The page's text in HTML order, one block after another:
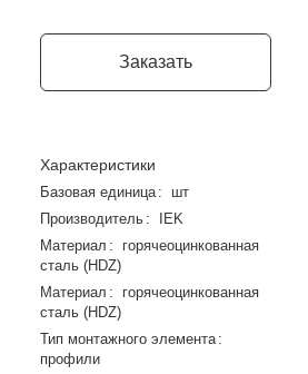
Заказать
Характеристики
Базовая единица :
шт
Производитель :
IEK
Материал :
горячеоцинкованная
сталь (HDZ)
Материал :
горячеоцинкованная
сталь (HDZ)
Тип монтажного элемента :
профили